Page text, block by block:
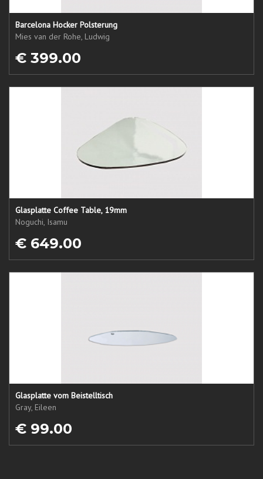
Barcelona Hocker Polsterung
Mies van der Rohe, Ludwig
€ 399.00
Glasplatte Coffee Table, 19mm
Noguchi, Isamu
€ 649.00
Glasplatte vom Beistelltisch
Gray, Eileen
€ 99.00